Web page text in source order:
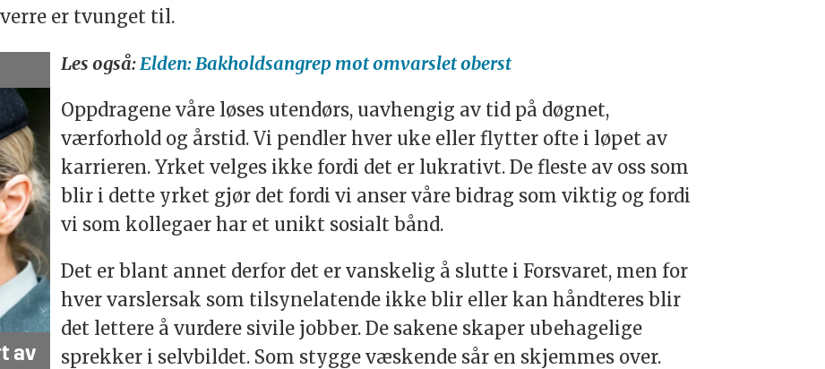
er tvunget til.
av
Les også: Elden: Bakholdsangrep mot omvarslet oberst
Oppdragene våre løses utendørs, uavhengig av tid på døgnet,
værforhold og årstid. Vi pendler hver uke eller flytter ofte i løpet av
karrieren. Yrket velges ikke fordi det er lukrativt. De flesteav oss som
blir i dette yrket gjør det fordi vi anser våre bidrag som viktig og fordi
vi som kollegaer har et unikt sosialt bånd.
Det er blant annet derfor det er vanskelig å slutte i Forsvaret, men for
hver varslersak som tilsynelatende ikke blir eller kan håndteres blir
det lettere å vurdere sivile jobber. De sakene skaper ubehagelige
sprekker i selvbildet. Som stygge væskende sår en skjemmes over.